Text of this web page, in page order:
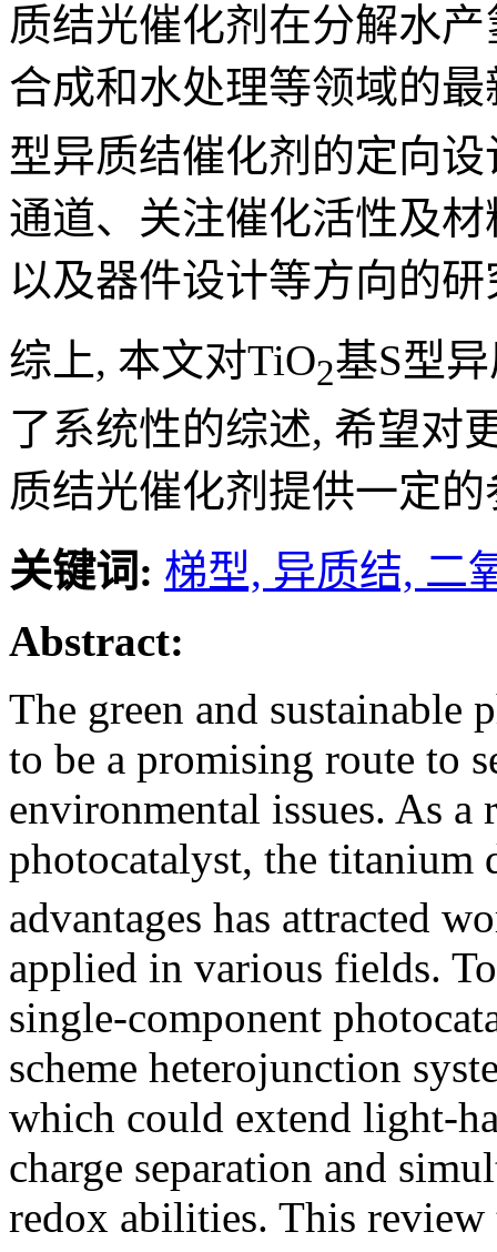
质结光催化剂在分解水
合成和水处理等领域的
型异质结催化剂的定向
通道、关注催化活性及
以及器件设计等方向的
综上, 本文对TiO2基S型
了系统性的综述, 希望对
质结光催化剂提供一定的
关键词: 梯型, 异质结, 二
Abstract:
The green and sustainable
to be a promising route to
environmental issues. As a
photocatalyst, the titanium
advantages has attracted
applied in various fields.
single-component
scheme heterojunction
which could extend light-
charge separation and
redox abilities. This review